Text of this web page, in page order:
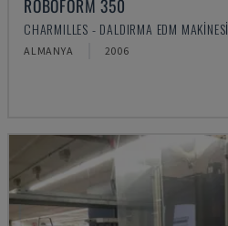
ROBOFORM 350
CHARMILLES - DALDIRMA EDM MAKINESI
ALMANYA 2006